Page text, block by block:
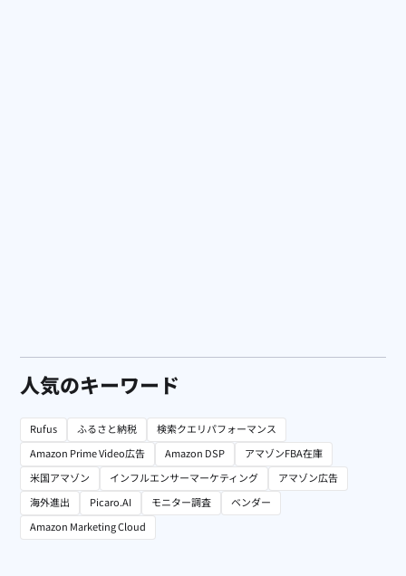
人気のキーワード
Rufus ふるさと納税
検索クエリパフォーマンス
Amazon Prime Video広告
Amazon DSP
アマゾンFBA在庫
米国アマゾン
インフルエンサーマーケティング
アマゾン広告
海外進出
Picaro.AI モニター調査
ベンダー
Amazon Marketing Cloud